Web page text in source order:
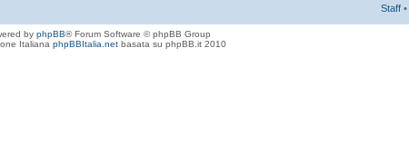
Staff •
by phpBB® Forum Software © phpBB Group
Italiana phpBBItalia.netbasata su phpBB.it 2010